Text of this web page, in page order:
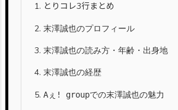
1. とりコレ3行まとめ
2. 末澤誠也のプロフィール
3. 末澤誠也の読み方・年齢・出身地
4. 末澤誠也の経歴
5. Aぇ! groupでの末澤誠也の魅力